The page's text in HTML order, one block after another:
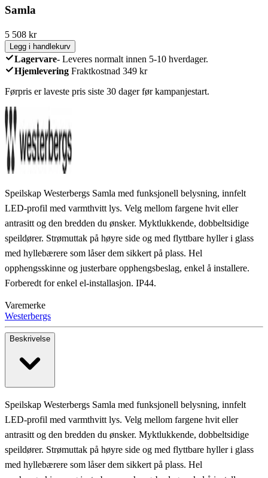
Samla
5 508 kr
Legg i handlekurv
Lagervare- Leveres normalt innen 5-10 hverdager.
Hjemlevering Fraktkostnad 349 kr
Førpris er laveste pris siste 30 dager før kampanjestart.
Speilskap Westerbergs Samla med funksjonell belysning, innfelt
LED-profil med varmthvitt lys. Velg mellom fargene hvit eller
antrasitt og den bredden du ønsker. Myktlukkende, dobbeltsidige
speildører. Strømuttak på høyre side og med flyttbare hyller i glass
med hyllebærere som låser dem sikkert på plass. Hel
opphengsskinne og justerbare opphengsbeslag, enkel å installere.
Forberedt for enkel el-installasjon. IP44.
Varemerke
Westerbergs
Beskrivelse
Speilskap Westerbergs Samla med funksjonell belysning, innfelt
LED-profil med varmthvitt lys. Velg mellom fargene hvit eller
antrasitt og den bredden du ønsker. Myktlukkende, dobbeltsidige
speildører. Strømuttak på høyre side og med flyttbare hyller i glass
med hyllebærere som låser dem sikkert på plass. Hel